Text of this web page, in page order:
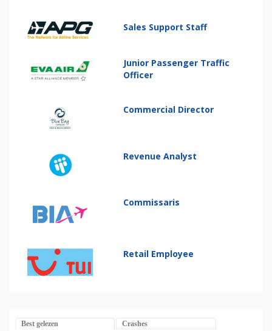
Sales Support Staff
Junior Passenger Traffic
Officer
Commercial Director
Revenue Analyst
Commissaris
Retail Employee
Best gelezen Crashes